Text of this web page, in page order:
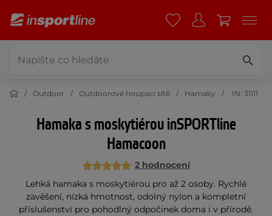
Outdoor Outdoorové houpací sítě Hamaky IN: 31111
Hamaka s moskytiérou inSPORTline
Hamacoon
2 hodnocení
Lehká hamaka s moskytiérou pro až 2 osoby. Rychlé
zavěšení, nízká hmotnost, odolný nylon a kompletní
příslušenství pro pohodlný odpočinek doma i v přírodě.